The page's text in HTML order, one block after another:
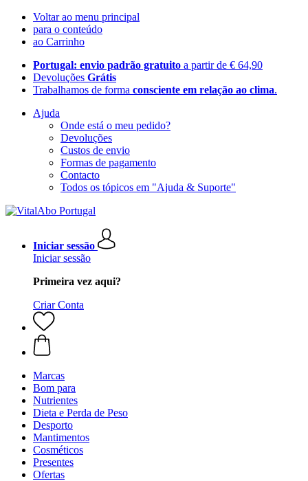
Voltar ao menu principal
para o conteúdo
ao Carrinho
Portugal: envio padrão gratuito a partir de € 64,90
Devoluções Grátis
Trabalhamos de forma consciente em relação ao clima.
Ajuda
Onde está o meu pedido?
Devoluções
Custos de envio
Formas de pagamento
Contacto
Todos os tópicos em "Ajuda & Suporte"
Iniciar sessão
Iniciar sessão
Primeira vez aqui?
Criar Conta
Marcas
Bom para
Nutrientes
Dieta e Perda de Peso
Desporto
Mantimentos
Cosméticos
Presentes
Ofertas